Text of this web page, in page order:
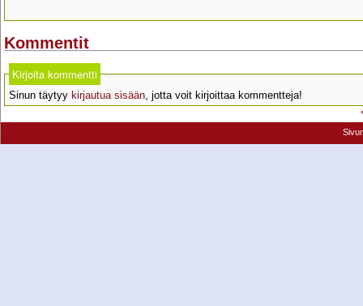
Kommentit
Kirjoita kommentti
Sinun täytyy kirjautua sisään, jotta voit kirjoittaa kommentteja!